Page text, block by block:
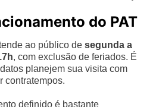
do PAT
ao público desegunda a
, com exclusão de feriados. É
planejem sua visita com
contratempos.
definido é bastante